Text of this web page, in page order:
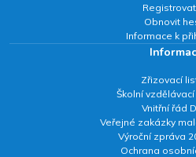
Obnovit
Informace k
Zřizovací
Školní
Vnitřní řád
Veřejné zakázky
Výroční zpráva
Ochrana